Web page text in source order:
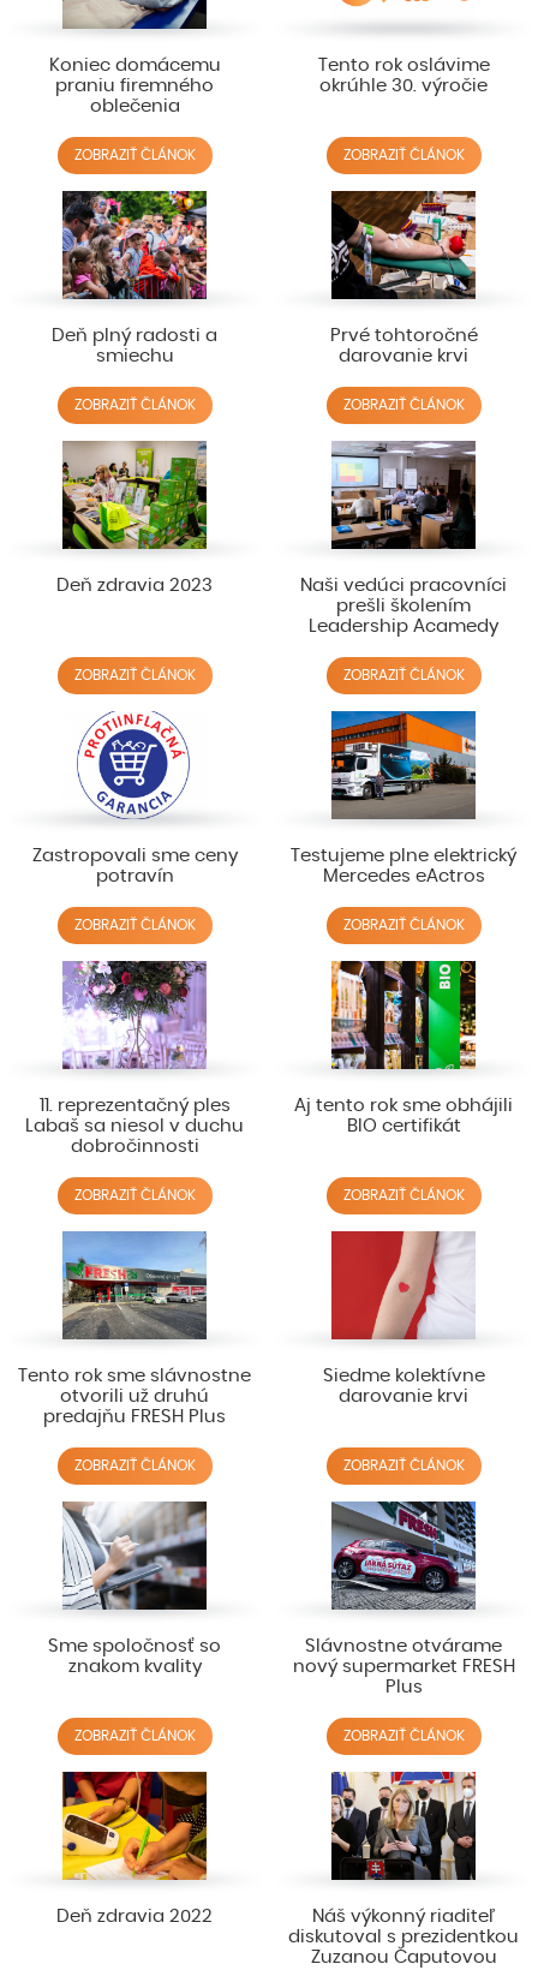
Koniec domácemu
praniu firemného
oblečenia
ZOBRAZIŤ ČLÁNOK
Tento rok oslávime
okrúhle 30. výročie
ZOBRAZIŤ ČLÁNOK
Deň plný radosti a
smiechu
ZOBRAZIŤ ČLÁNOK
Prvé tohtoročné
darovanie krvi
ZOBRAZIŤ ČLÁNOK
Deň zdravia 2023
ZOBRAZIŤ ČLÁNOK
Naši vedúci pracovníci
prešli školením
Leadership Acamedy
ZOBRAZIŤ ČLÁNOK
Zastropovali sme ceny
potravín
ZOBRAZIŤ ČLÁNOK
Testujeme plne elektrický
Mercedes eActros
ZOBRAZIŤ ČLÁNOK
11. reprezentačný ples
Labaš sa niesol v duchu
dobročinnosti
ZOBRAZIŤ ČLÁNOK
Aj tento rok sme obhájili
BIO certifikát
ZOBRAZIŤ ČLÁNOK
Tento rok sme slávnostne
otvorili už druhú
predajňu FRESH Plus
ZOBRAZIŤ ČLÁNOK
Siedme kolektívne
darovanie krvi
ZOBRAZIŤ ČLÁNOK
Sme spoločnosť so
znakom kvality
ZOBRAZIŤ ČLÁNOK
Slávnostne otvárame
nový supermarket FRESH
Plus
ZOBRAZIŤ ČLÁNOK
Deň zdravia 2022
Náš výkonný riaditeľ
diskutoval s prezidentkou
Zuzanou Čaputovou